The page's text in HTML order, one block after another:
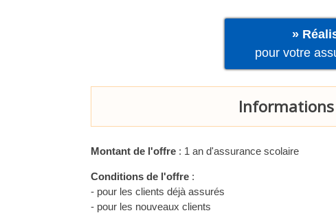
»
pour votre
Montant de l'offre : 1 an d'assurance scolaire
Conditions de l'offre :
- pour les clients déjà assurés
- pour les nouveaux clients